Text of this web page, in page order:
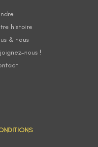
histoire
& nous
nous !